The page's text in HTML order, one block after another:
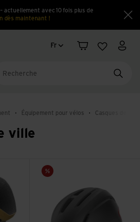
actuellement avec 10 fois plus de
dès maintenant !
Changement de langue
Fr
PanierListe Mon
Équipement pour vélos Casques de vélo
ville
Vente
Voir Ethos LED MIPS